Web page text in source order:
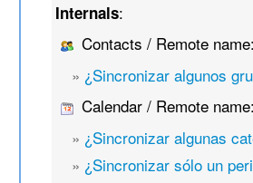
Internals:
Contacts / Remote name:
» ¿Sincronizar algunos
Calendar / Remote name:
» ¿Sincronizar algunas
» ¿Sincronizar sólo un